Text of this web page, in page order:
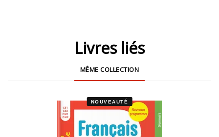
Livres liés
MÊME COLLECTION
NOUVEAUTÉ